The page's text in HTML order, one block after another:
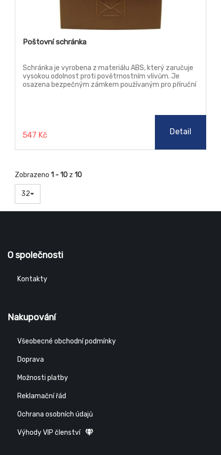
Poštovní schránka
Schránka je vyrobena z materiálu ABS, který zaručuje
vysokou odolnost proti povětrnostním vlivům. Je
osazena bezpečným zámkem používaným pro příruční
547 Kč Detail
Zobrazeno 1 - 10 z 10
32
O společnosti
Kontakty
Nakupování
Všeobecné obchodní podmínky
Doprava
Možnosti platby
Reklamační řád
Ochrana osobních údajů
Výhody VIP členství